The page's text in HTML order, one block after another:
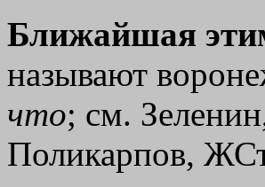
Ближайшая
называют
что; см.
Поликарпов,